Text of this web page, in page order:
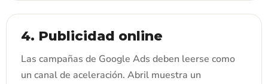
4. Publicidad online
Las campañas de Google Ads deben leerse como
un canal de aceleración. Abril muestra un